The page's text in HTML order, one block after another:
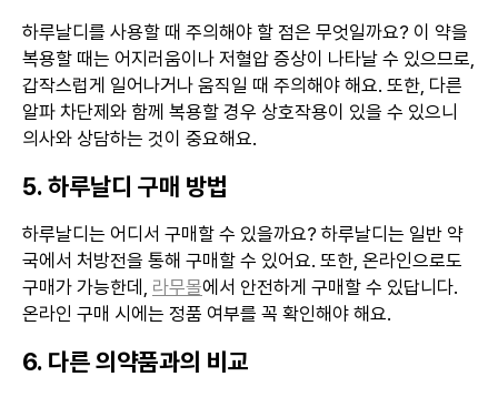
하루날디를 사용할 때 주의해야 할 점은 무엇일까요? 이 약을
복용할 때는 어지러움이나 저혈압 증상이 나타날 수 있으므로,
갑작스럽게 일어나거나 움직일 때 주의해야 해요. 또한, 다른
알파 차단제와 함께 복용할 경우 상호작용이 있을 수 있으니
의사와 상담하는 것이 중요해요.
5. 하루날디 구매 방법
하루날디는 어디서 구매할 수 있을까요? 하루날디는 일반 약
국에서 처방전을 통해 구매할 수 있어요. 또한, 온라인으로도
구매가 가능한데, 라무몰에서 안전하게 구매할 수 있답니다.
온라인 구매 시에는 정품 여부를 꼭 확인해야 해요.
6. 다른 의약품과의 비교